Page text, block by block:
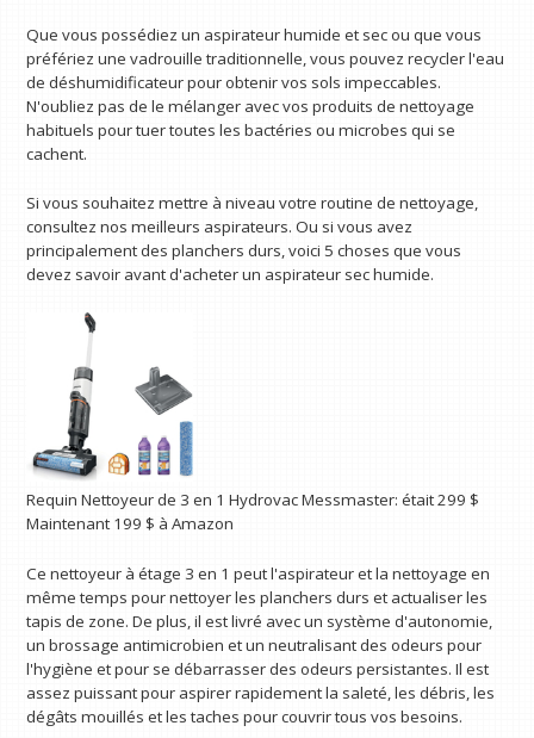
Que vous possédiez un aspirateur humide et sec ou que vous
préfériez une vadrouille traditionnelle, vous pouvez recycler l'eau
de déshumidificateur pour obtenir vos sols impeccables.
N'oubliez pas de le mélanger avec vos produits de nettoyage
habituels pour tuer toutes les bactéries ou microbes qui se
cachent.
Si vous souhaitez mettre à niveau votre routine de nettoyage,
consultez nos meilleurs aspirateurs. Ou si vous avez
principalement des planchers durs, voici 5 choses que vous
devez savoir avant d'acheter un aspirateur sec humide.
Requin Nettoyeur de 3 en 1 Hydrovac Messmaster: était 299 $
Maintenant 199 $ à Amazon
Ce nettoyeur à étage 3 en 1 peut l'aspirateur et la nettoyage en
même temps pour nettoyer les planchers durs et actualiser les
tapis de zone. De plus, il est livré avec un système d'autonomie,
un brossage antimicrobien et un neutralisant des odeurs pour
l'hygiène et pour se débarrasser des odeurs persistantes. Il est
assez puissant pour aspirer rapidement la saleté, les débris, les
dégâts mouillés et les taches pour couvrir tous vos besoins.